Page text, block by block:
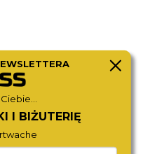
ROSEFIELD
590,-
I BIŻUTERIĘ